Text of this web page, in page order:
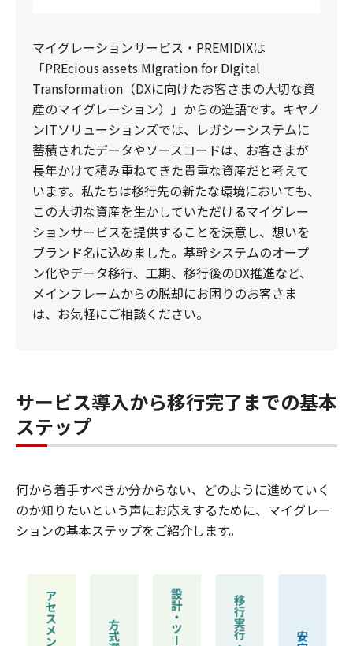
マイグレーションサービス・PREMIDIXは
「PREcious assets MIgration for DIgital
Transformation（DXに向けたお客さまの大切な資
産のマイグレーション）」からの造語です。キヤノ
ンITソリューションズでは、レガシーシステムに
蓄積されたデータやソースコードは、お客さまが
長年かけて積み重ねてきた貴重な資産だと考えて
います。私たちは移行先の新たな環境においても、
この大切な資産を生かしていただけるマイグレー
ションサービスを提供することを決意し、想いを
ブランド名に込めました。基幹システムのオープ
ン化やデータ移行、工期、移行後のDX推進など、
メインフレームからの脱却にお困りのお客さま
は、お気軽にご相談ください。
サービス導入から移行完了までの基本
ステップ
何から着手すべきか分からない、どのように進めていく
のか知りたいという声にお応えするために、マイグレー
ションの基本ステップをご紹介します。